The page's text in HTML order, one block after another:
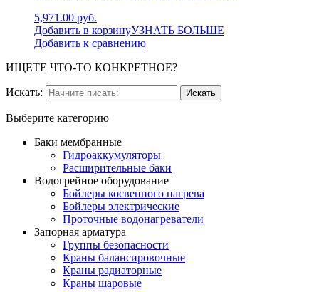
5,971.00 руб.
Добавить в корзинуУЗНАТЬ БОЛЬШЕ
Добавить к сравнению
ИЩЕТЕ ЧТО-ТО КОНКРЕТНОЕ?
Искать:
Выберите категорию
Баки мембранные
Гидроаккумуляторы
Расширительные баки
Водогрейное оборудование
Бойлеры косвенного нагрева
Бойлеры электрические
Проточные водонагреватели
Запорная арматура
Группы безопасности
Краны балансировочные
Краны радиаторные
Краны шаровые